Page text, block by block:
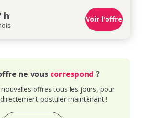
h Voir l'offre
ne vous correspond ?
offres tous les jours, pour
postuler maintenant !